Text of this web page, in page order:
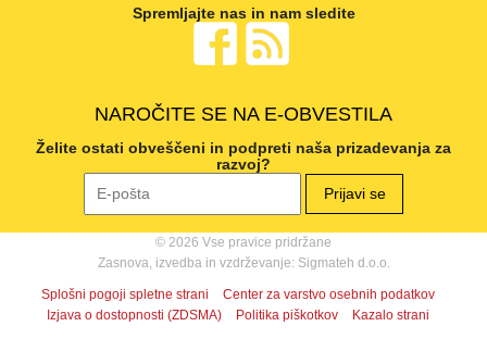
Spremljajte nas in nam sledite
NAROČITE SE NA E-OBVESTILA
Želite ostati obveščeni in podpreti naša prizadevanja za
razvoj?
© 2026 Vse pravice pridržane
Zasnova, izvedba in vzdrževanje: Sigmateh d.o.o.
Splošni pogoji spletne strani
Center za varstvo osebnih podatkov
Izjava o dostopnosti (ZDSMA)
Politika piškotkov Kazalo strani